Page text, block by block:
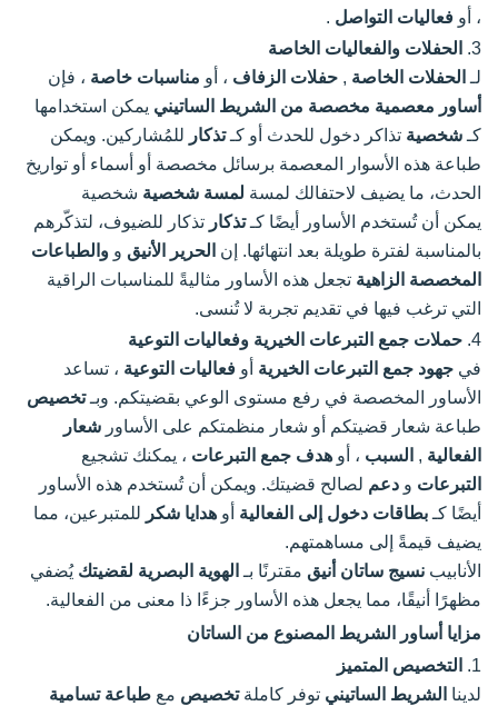
، أو فعاليات التواصل .
3.
الحفلات والفعاليات الخاصة
لـ الحفلات الخاصة , حفلات الزفاف ، أو مناسبات خاصة ، فإن
أساور معصمية مخصصة من الشريط الساتيني يمكن استخدامها
كـ شخصية تذاكر دخول للحدث أو كـتذكار للمُشاركين. ويمكن
طباعة هذه الأسوار المعصمة برسائل مخصصة أو أسماء أو تواريخ
الحدث، ما يضيف لاحتفالك لمسة لمسة شخصية شخصية
يمكن أن تُستخدم الأساور أيضًا كـتذكار تذكار للضيوف، لتذكّرهم
بالمناسبة لفترة طويلة بعد انتهائها. إن الحرير الأنيق و والطباعات
المخصصة الزاهية تجعل هذه الأساور مثاليةً للمناسبات الراقية
التي ترغب فيها في تقديم تجربة لا تُنسى.
4. حملات جمع التبرعات الخيرية وفعاليات التوعية
في جهود جمع التبرعات الخيرية أو فعاليات التوعية ، تساعد
الأساور المخصصة في رفع مستوى الوعي بقضيتكم. وبـتخصيص
طباعة شعار قضيتكم أو شعار منظمتكم على الأساور شعار
الفعالية , السبب ، أو هدف جمع التبرعات ، يمكنك تشجيع
التبرعات و دعم لصالح قضيتك. ويمكن أن تُستخدم هذه الأساور
أيضًا كـ بطاقات دخول إلى الفعالية أو هدايا شكر للمتبرعين، مما
يضيف قيمةً إلى مساهمتهم.
الأنابيب نسيج ساتان أنيق مقترنًا بـ الهوية البصرية لقضيتكيُضفي
مظهرًا أنيقًا، مما يجعل هذه الأساور جزءًا ذا معنى من الفعالية.
مزايا أساور الشريط المصنوع من الساتان
1.
التخصيص المتميز
لدينا الشريط الساتيني توفر كاملةتخصيص مع طباعة تسامية